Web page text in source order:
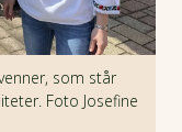
som står
Foto Josefine